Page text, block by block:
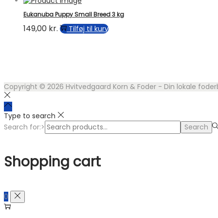
Eukanuba Puppy Small Breed 3 kg
149,00 kr. Tilføj til kurv
Copyright © 2026 Hvitvedgaard Korn & Foder - Din lokale
Type to search
Search for:>
Search
Shopping cart
0